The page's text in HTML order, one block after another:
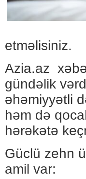
etməlisiniz.
Azia.az
gündəlik
əhəmiyyətli
həm də
hərəkətə
Güclü zehn
amil var: